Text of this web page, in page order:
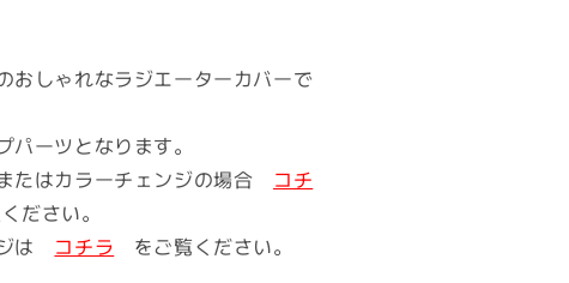
おしゃれなラジエーターカバーで
パーツとなります。
たはカラーチェンジの場合 コチ
ださい。
は コチラ をご覧ください。